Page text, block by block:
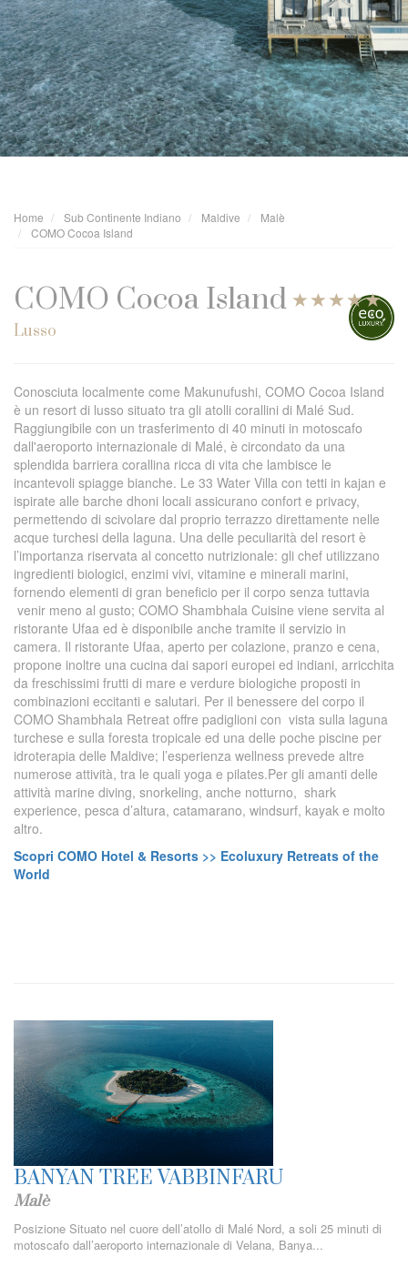
Home Sub Continente Indiano Maldive
Malè
COMO Cocoa Island
COMO Cocoa Island
Lusso
Conosciuta localmente come Makunufushi, COMO Cocoa Island
è un resort di lusso situato tra gli atolli corallini di Malé Sud.
Raggiungibile con un trasferimento di 40 minuti in motoscafo
dall'aeroporto internazionale di Malé, è circondato da una
splendida barriera corallina ricca di vita che lambisce le
incantevoli spiagge bianche. Le 33 Water Villa con tetti in kajan e
ispirate alle barche dhoni locali assicurano confort e privacy,
permettendo di scivolare dal proprio terrazzo direttamente nelle
acque turchesi della laguna. Una delle peculiarità del resort è
l’importanza riservata al concetto nutrizionale: gli chef utilizzano
ingredienti biologici, enzimi vivi, vitamine e minerali marini,
fornendo elementi di gran beneficio per il corpo senza tuttavia
venir meno al gusto; COMO Shambhala Cuisine viene servita al
ristorante Ufaa ed è disponibile anche tramite il servizio in
camera. Il ristorante Ufaa, aperto per colazione, pranzo e cena,
propone inoltre una cucina dai sapori europei ed indiani, arricchita
da freschissimi frutti di mare e verdure biologiche proposti in
combinazioni eccitanti e salutari. Per il benessere del corpo il
COMO Shambhala Retreat offre padiglioni con vista sulla laguna
turchese e sulla foresta tropicale ed una delle poche piscine per
idroterapia delle Maldive; l’esperienza wellness prevede altre
numerose attività, tra le quali yoga e pilates.Per gli amanti delle
attività marine diving, snorkeling, anche notturno, shark
experience, pesca d’altura, catamarano, windsurf, kayak e molto
altro.
Scopri COMO Hotel & Resorts >> Ecoluxury Retreats of the
World
BANYAN TREE VABBINFARU
Malè
Posizione Situato nel cuore dell’atollo di Malé Nord, a soli 25 minuti di
motoscafo dall’aeroporto internazionale di Velana, Banya...